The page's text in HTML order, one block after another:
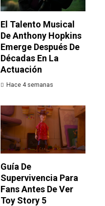
El Talento Musical
De Anthony Hopkins
Emerge Después De
Décadas En La
Actuación
Hace 4 semanas
Guía De
Supervivencia Para
Fans Antes De Ver
Toy Story 5